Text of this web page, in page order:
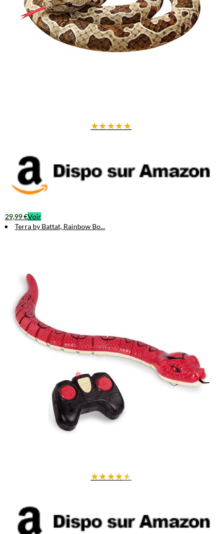
★★★★★
29,99 €Voir
Terra by Battat, Rainbow Bo...
★★★★★